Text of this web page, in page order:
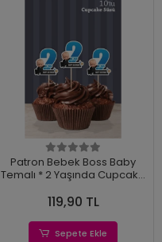
Patron Bebek Boss Baby
Temalı * 2 Yaşında Cupcake
119,90 TL
Sepete Ekle